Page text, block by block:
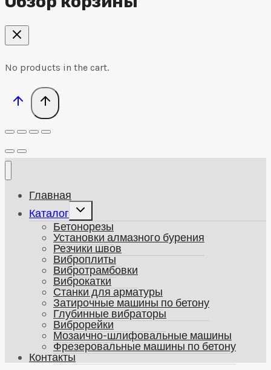
No products in the cart.
Главная
Каталог
Развернуть
меню
Бетонорезы
Установки алмазного бурения
Резчики швов
Виброплиты
Вибротрамбовки
Виброкатки
Станки для арматуры
Затирочные машины по бетону
Глубинные вибраторы
Виброрейки
Мозаично-шлифовальные машины
Фрезеровальные машины по бетону
Контакты